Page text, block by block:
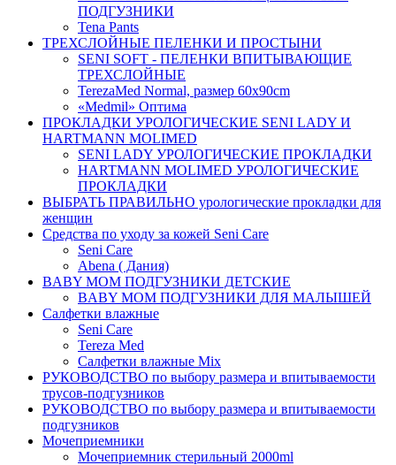
ПОДГУЗНИКИ
Tena Pants
ТРЕХСЛОЙНЫЕ ПЕЛЕНКИ И ПРОСТЫНИ
SENI SOFT - ПЕЛЕНКИ ВПИТЫВАЮЩИЕ
ТРЕХСЛОЙНЫЕ
TerezaMed Normal, размер 60x90cm
«Medmil» Оптима
ПРОКЛАДКИ УРОЛОГИЧЕСКИЕ SENI LADY И
HARTMANN MOLIMED
SENI LADY УРОЛОГИЧЕСКИЕ ПРОКЛАДКИ
HARTMANN MOLIMED УРОЛОГИЧЕСКИЕ
ПРОКЛАДКИ
ВЫБРАТЬ ПРАВИЛЬНО урологические прокладки для
женщин
Средства по уходу за кожей Seni Care
Seni Care
Abena ( Дания)
BABY MOM ПОДГУЗНИКИ ДЕТСКИЕ
BABY MOM ПОДГУЗНИКИ ДЛЯ МАЛЫШЕЙ
Салфетки влажные
Seni Care
Tereza Med
Салфетки влажные Mix
РУКОВОДСТВО по выбору размера и впитываемости
трусов-подгузников
РУКОВОДСТВО по выбору размера и впитываемости
подгузников
Мочеприемники
Мочеприемник стерильный 2000ml